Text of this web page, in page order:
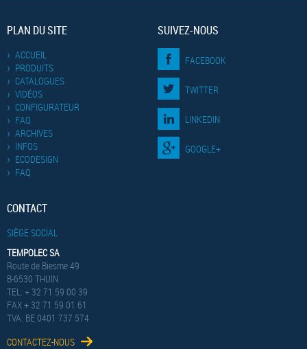
PLAN DU SITE
ACCUEIL
PRODUITS
CATALOGUES
VIDÉOS
CONFIGURATEUR
FAQ
ARCHIVES
INFOS
ECODESIGN
FAQ
SUIVEZ-NOUS
FACEBOOK
TWITTER
LINKEDIN
GOOGLE+
CONTACT
SIÈGE SOCIAL
TEMPOLEC SA
Route de Biesme 49
B-6530 THUIN
TEL. + 32 71 59 00 39
FAX + 32 71 59 01 61
TVA: BE 0401 737 574
CONTACTEZ-NOUS